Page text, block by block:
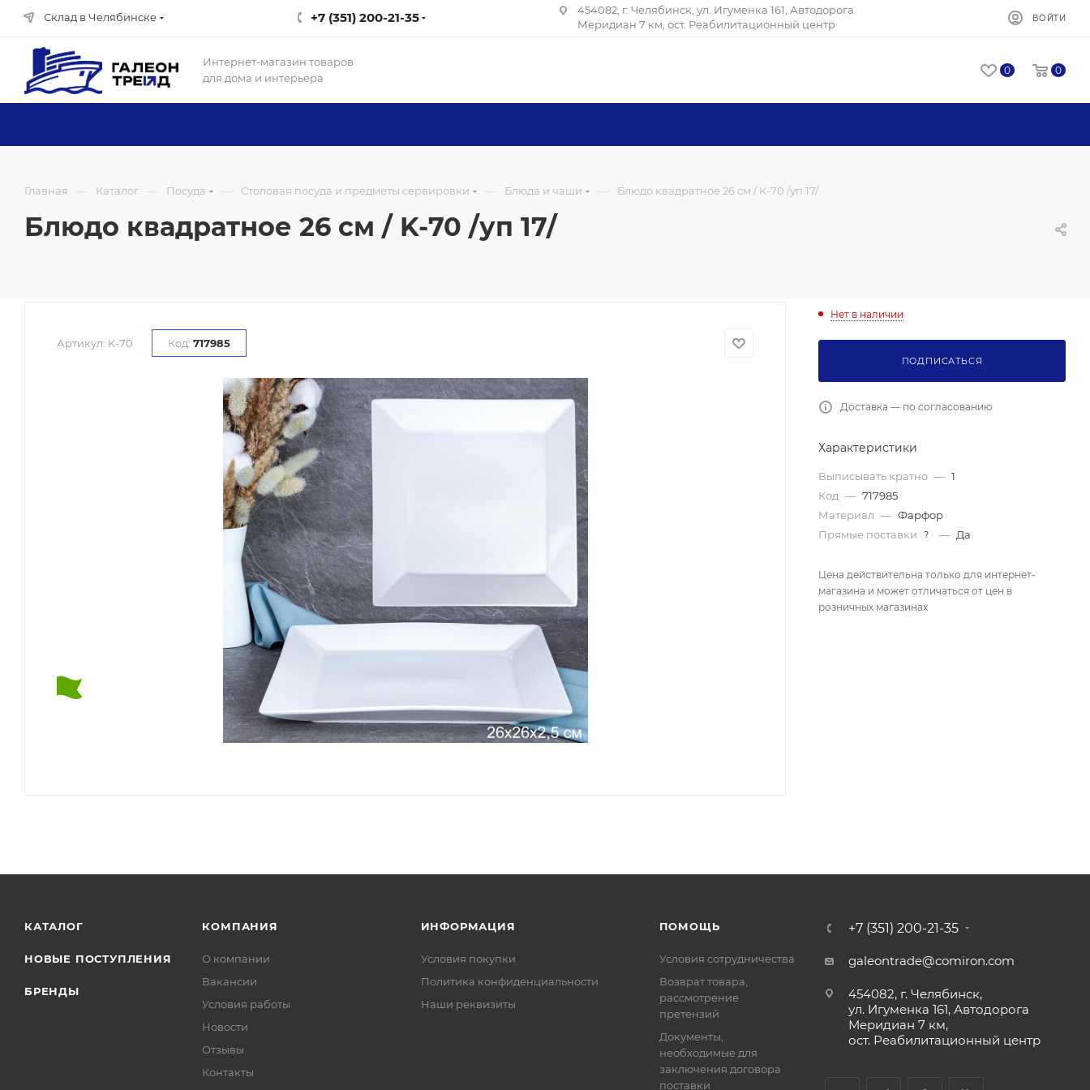
Склад в Челябинске +7 (351) 200-21-35
454082, г. Челябинск, ул. Игуменка 161, Автодорога
Меридиан 7 км, ост. Реабилитационный центр
ВОЙТИ
Интернет-магазин товаров
для дома и интерьера
0 0
Главная — Каталог — Посуда — Столовая посуда и предметы сервировки — Блюда и чаши — Блюдо квадратное 26 см / K-70 /уп 17/
Блюдо квадратное 26 см / K-70 /уп 17/
Артикул: K-70 Код: 717985
Нет в наличии
ПОДПИСАТЬСЯ
Доставка — по согласованию
Характеристики
Выписывать кратно — 1
Код — 717985
Материал — Фарфор
Прямые поставки
? — Да
Цена действительна только для интернет-
магазина и может отличаться от цен в
розничных магазинах
КАТАЛОГ
НОВЫЕ ПОСТУПЛЕНИЯ
БРЕНДЫ
КОМПАНИЯ
О компании
Вакансии
Условия работы
Новости
Отзывы
Контакты
ИНФОРМАЦИЯ
Условия покупки
Политика конфиденциальности
Наши реквизиты
ПОМОЩЬ
Условия сотрудничества
Возврат товара,
рассмотрение
претензий
Документы,
необходимые для
заключения договора
поставки
+7 (351) 200-21-35
galeontrade@comiron.com
454082, г. Челябинск,
ул. Игуменка 161, Автодорога
Меридиан 7 км,
ост. Реабилитационный центр